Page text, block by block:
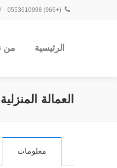
(+966) 0553610998
/
الرئيسية من
العمالة المنزلية
معلومات